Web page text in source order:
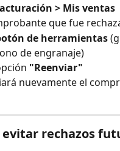
> Mis ventas
que fue
de herramientas
de engranaje)
"Reenviar"
nuevamente el
evitar rechazos